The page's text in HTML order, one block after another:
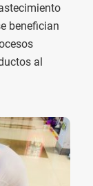
benefician
al